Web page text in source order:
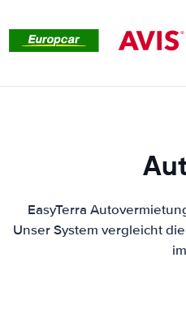
EasyTerra
Unser System vergleicht